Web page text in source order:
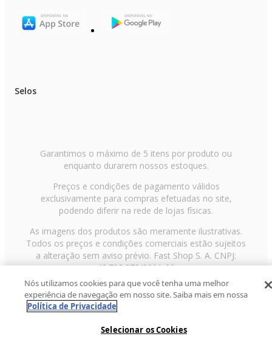
Selos
Garantimos o máximo de 5 itens por produto ou
enquanto durarem nossos estoques.
Preços e condições de pagamento válidos
exclusivamente para compras efetuadas no site,
podendo diferir na rede de lojas físicas.
As imagens dos produtos são meramente ilustrativas.
Todos os preços e condições comerciais estão sujeitos
a alteração sem aviso prévio. Fast Shop S. A. CNPJ:
43.708.379/0001-00
Avenida Zaki Narchi, nº 1650, sobreloja, Carandiru, São
Paulo/SP, CEP 02029-001, Telefone: 11 3003-3728 ©
2013 Fast Shop - Todos os direitos reservados
Nós utilizamos cookies para que você tenha uma melhor
experiência de navegação em nosso site. Saiba mais em nossa
Política de Privacidade
Selecionar os Cookies